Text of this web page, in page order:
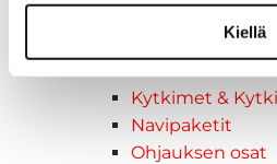
Kiellä
Kytkimet &
Navipaketit
Ohjauksen osat